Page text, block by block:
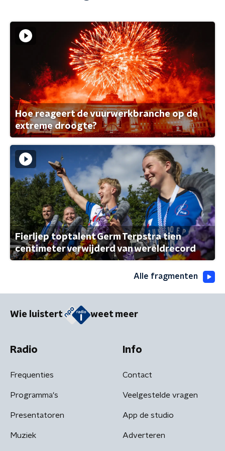
Hoe reageert de vuurwerkbranche op de
extreme droogte?
Fierljep toptalent Germ Terpstra tien
centimeter verwijderd van wereldrecord
Alle fragmenten
Wie luistert weet meer
Radio
Frequenties
Programma's
Presentatoren
Muziek
Info
Contact
Veelgestelde vragen
App de studio
Adverteren